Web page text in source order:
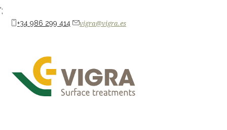
';
+34 986 299 414 vigra@vigra.es